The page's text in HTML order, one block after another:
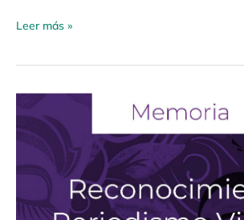
Leer más »
Memoria:
Reconocimiento
Periodismo
Violeta
Primera
Edición:
Visibilizarlas